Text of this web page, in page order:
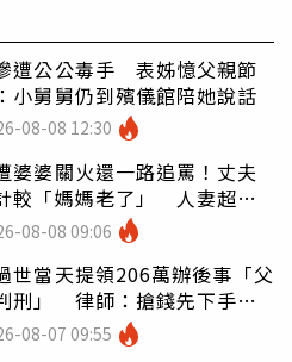
遭公公毒手 表姊憶父親節
小舅舅仍到殯儀館陪她說話
08-08 12:30
婆婆關火還一路追罵！丈夫
較「媽媽老了」 人妻超崩
像台傭
08-08 09:06
世當天提領206萬辦後事「父
刑」 律師：搶錢先下手是
08-07 09:55